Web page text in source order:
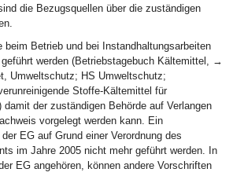
die Bezugsquellen über die zuständigen
beim Betrieb und bei Instandhaltungsarbeiten
werden (Betriebstagebuch Kältemittel, →
Umweltschutz; HS Umweltschutz;
Stoffe-Kältemittel für
damit der zuständigen Behörde auf Verlangen
vorgelegt werden kann. Ein
EG auf Grund einer Verordnung des
im Jahre 2005 nicht mehr geführt werden. In
EG angehören, können andere Vorschriften